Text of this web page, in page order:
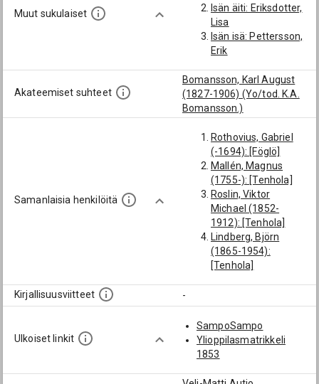
Muut sukulaiset
Isän äiti: Eriksdotter,
Lisa
Isän isä: Pettersson,
Erik
Akateemiset suhteet
Bomansson, Karl August
(1827-1906) (Yo/tod. K.A.
Bomansson.)
Samanlaisia henkilöitä
Rothovius, Gabriel
(-1694): [Föglö]
Mallén, Magnus
(1755-): [Tenhola]
Roslin, Viktor
Michael (1852-
1912): [Tenhola]
Lindberg, Björn
(1865-1954):
[Tenhola]
[Tenhola]
Snellman, Karl
Reinhold (1817-
1838): [Tenhola]
Kirjallisuusviitteet -
Ulkoiset linkit
SampoSampo
Ylioppilasmatrikkeli
1853